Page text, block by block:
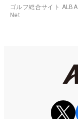
ゴルフ総合サイト ALBA
Net